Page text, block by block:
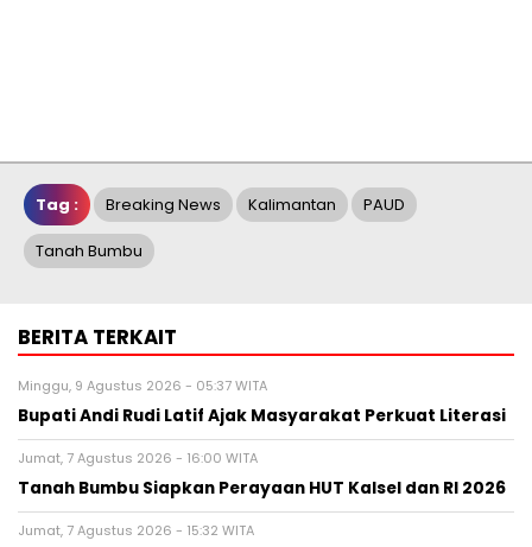
Tag : Breaking News Kalimantan PAUD
Tanah Bumbu
BERITA TERKAIT
Minggu, 9 Agustus 2026 - 05:37 WITA
Bupati Andi Rudi Latif Ajak Masyarakat Perkuat Literasi
Jumat, 7 Agustus 2026 - 16:00 WITA
Tanah Bumbu Siapkan Perayaan HUT Kalsel dan RI 2026
Jumat, 7 Agustus 2026 - 15:32 WITA